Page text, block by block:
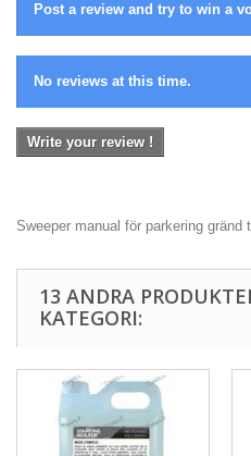
Post a review and try to win a
No reviews at this time.
Write your review !
Sweeper manual för parkering gränd
13 ANDRA
KATEGORI: